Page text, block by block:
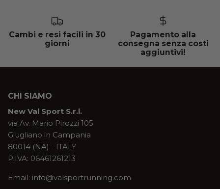
Cambi e resi facili in 30
giorni
Pagamento alla
consegna senza costi
aggiuntivi!
CHI SIAMO
New Val Sport S.r.l.
via Av. Mario Pirozzi 105
Giugliano in Campania
80014 (NA) - ITALY
P.IVA: 06461261213
Email: info@valsportrunning.com